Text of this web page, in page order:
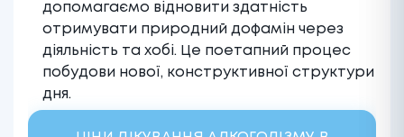
допомагаємо відновити здатність
отримувати природний дофамін через
діяльність та хобі. Це поетапний процес
побудови нової, конструктивної структури
дня.